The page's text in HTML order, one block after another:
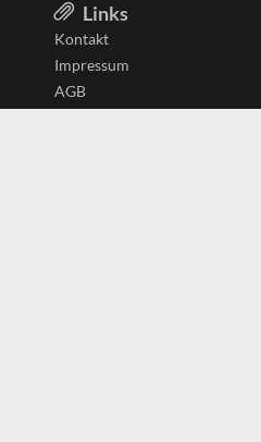
Links
Kontakt
Impressum
AGB